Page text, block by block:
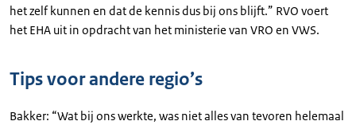
het zelf kunnen en dat de kennis dus bij ons blijft.” RVO voert
het EHA uit in opdracht van het ministerie van VRO en VWS.
Tips voor andere regio’s
Bakker: “Wat bij ons werkte, was niet alles van tevoren helemaal